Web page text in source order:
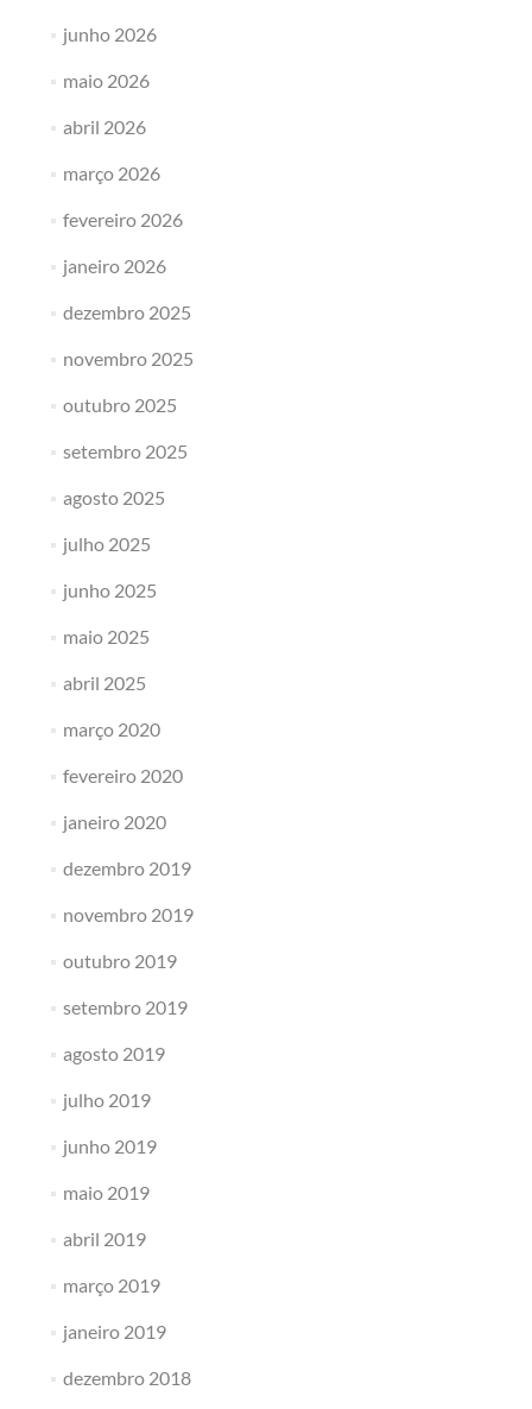
junho 2026
maio 2026
abril 2026
março 2026
fevereiro 2026
janeiro 2026
dezembro 2025
novembro 2025
outubro 2025
setembro 2025
agosto 2025
julho 2025
junho 2025
maio 2025
abril 2025
março 2020
fevereiro 2020
janeiro 2020
dezembro 2019
novembro 2019
outubro 2019
setembro 2019
agosto 2019
julho 2019
junho 2019
maio 2019
abril 2019
março 2019
janeiro 2019
dezembro 2018